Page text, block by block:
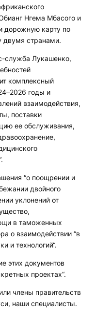
Нгема Мбасого и
дорожную карту по
двумя странами.
служба Лукашенко,
комплексный
годы и
взаимодействия,
поставки
ее обслуживания,
“о поощрении и
двойного
уклонений от
в таможенных
о взаимодействии “в
и технологий“.
этих документов
проектах“.
члены правительств
наши специалисты.